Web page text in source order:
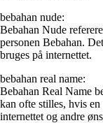
bebahan nude:
Bebahan Nude
personen Bebahan.
bruges på internettet.
bebahan real name:
Bebahan Real Name
kan ofte stilles, hvis en
internettet og andre